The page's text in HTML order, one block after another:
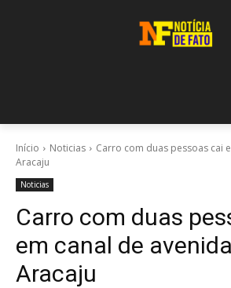
Início Noticias
Carro com duas pessoas cai
Aracaju
Noticias
Carro com duas
em canal de
Aracaju